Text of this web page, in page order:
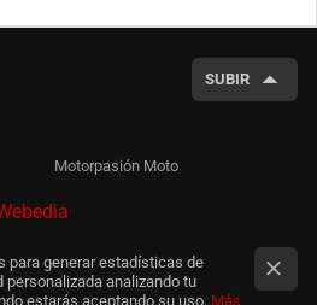
SUBIR
Motorpasión Moto
para generar estadísticas de
analizando tu
estarás aceptando su uso. Más